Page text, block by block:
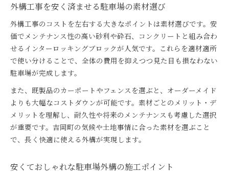
外構工事を安く済ませる駐車場の素材選び
外構工事のコストを左右する大きなポイントは素材選びです。安
価でメンテナンス性の高い砂利や砕石、コンクリートと組み合わ
せるインターロッキングブロックが人気です。これらを適材適所
で使い分けることで、全体の費用を抑えつつ見た目も損なわない
駐車場が完成します。
また、既製品のカーポートやフェンスを選ぶと、オーダーメイド
よりも大幅なコストダウンが可能です。素材ごとのメリット・デ
メリットを理解し、耐久性や将来のメンテナンスも考慮した選択
が重要です。吉岡町の気候や土地事情に合った素材を選ぶこと
で、長く快適に使える外構が実現します。
安くておしゃれな駐車場外構の施工ポイント